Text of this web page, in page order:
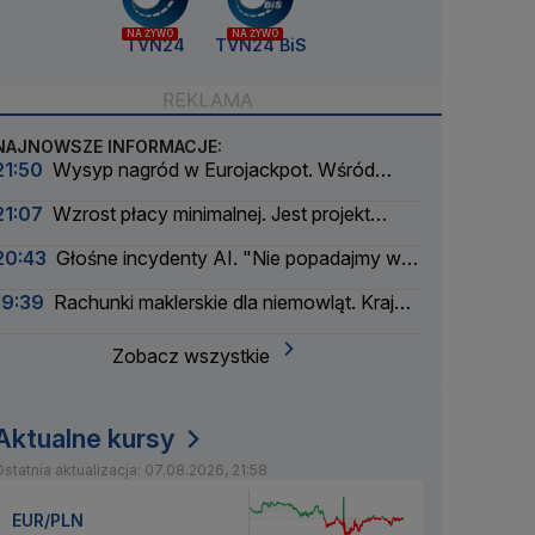
NA ŻYWO
TVN24
NA ŻYWO
TVN24 BiS
INFORMACJE:
Wysyp nagród w Eurojackpot. Wśród
Wzrost płacy minimalnej. Jest projekt
Głośne incydenty AI. "Nie popadajmy w
Rachunki maklerskie dla niemowląt. Kraj
Zobacz wszystkie
kursy
aktualizacja: 07.08.2026, 21:58
EUR/PLN